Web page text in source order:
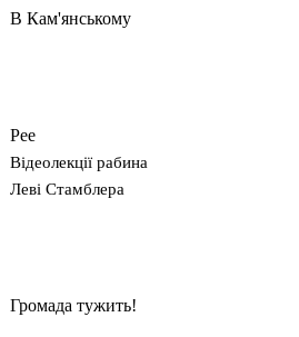
В Кам'янському
Рее
Відеолекції рабина
Леві Стамблера
Громада тужить!